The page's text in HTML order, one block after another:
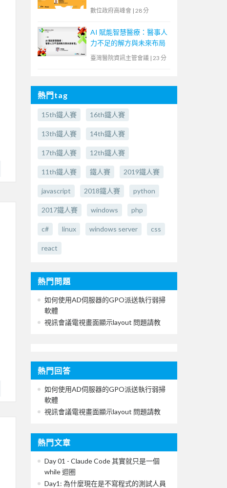
中突圍的零信任策略】
數位政府高峰會 | 28 分
AI 賦能智慧醫療：醫事人
力不足的解方與未來布局
臺灣醫院資訊主管會議 | 23 分
熱門tag
15th鐵人賽 16th鐵人賽
13th鐵人賽 14th鐵人賽
17th鐵人賽 12th鐵人賽
11th鐵人賽 鐵人賽 2019鐵人賽
javascript 2018鐵人賽 python
2017鐵人賽 windows php
c# linux windows server css
react
熱門問題
如何使用AD伺服器的GPO派送執行弱掃
軟體
視訊會議電視畫面顯示layout 問題請教
熱門回答
如何使用AD伺服器的GPO派送執行弱掃
軟體
視訊會議電視畫面顯示layout 問題請教
熱門文章
Day 01 - Claude Code 其實就只是一個
while 迴圈
Day1: 為什麼現在是不寫程式的測試人員